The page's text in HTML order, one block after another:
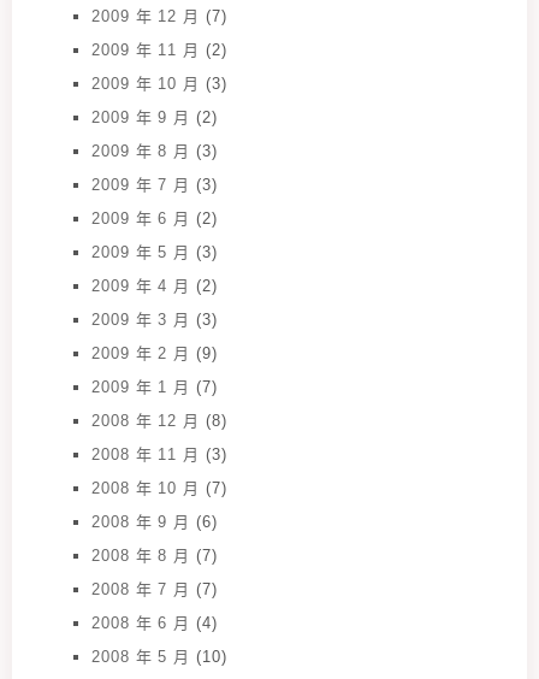
2009 年 12 月 (7)
2009 年 11 月 (2)
2009 年 10 月 (3)
2009 年 9 月 (2)
2009 年 8 月 (3)
2009 年 7 月 (3)
2009 年 6 月 (2)
2009 年 5 月 (3)
2009 年 4 月 (2)
2009 年 3 月 (3)
2009 年 2 月 (9)
2009 年 1 月 (7)
2008 年 12 月 (8)
2008 年 11 月 (3)
2008 年 10 月 (7)
2008 年 9 月 (6)
2008 年 8 月 (7)
2008 年 7 月 (7)
2008 年 6 月 (4)
2008 年 5 月 (10)